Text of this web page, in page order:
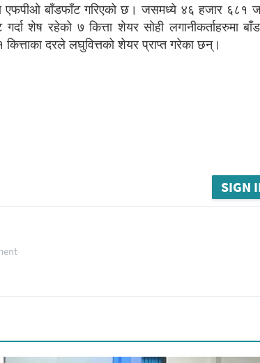
एफपीओ बाँडफाँट गरिएको छ। जसमध्ये ४६ हजार ६८१
शेष रहेको ७ कित्ता शेयर सोही लगानीकर्ताहरुमा
दरले लघुवित्तको शेयर प्राप्त गरेका छन्।
SIGN